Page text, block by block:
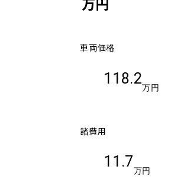
車両価格
118.2
万円
諸費用
11.7
万円